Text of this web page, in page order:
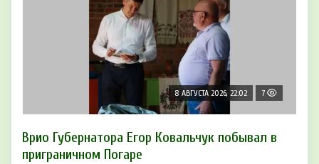
8 АВГУСТА 2026, 22:02 7
Врио Губернатора Егор Ковальчук побывал в
приграничном Погаре